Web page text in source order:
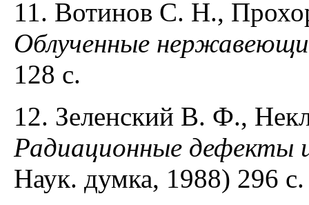
11. Вотинов С. Н.,
Облученные
128 с.
12. Зеленский В. Ф.,
Радиационные дефекты
Наук. думка, 1988) 296 с.